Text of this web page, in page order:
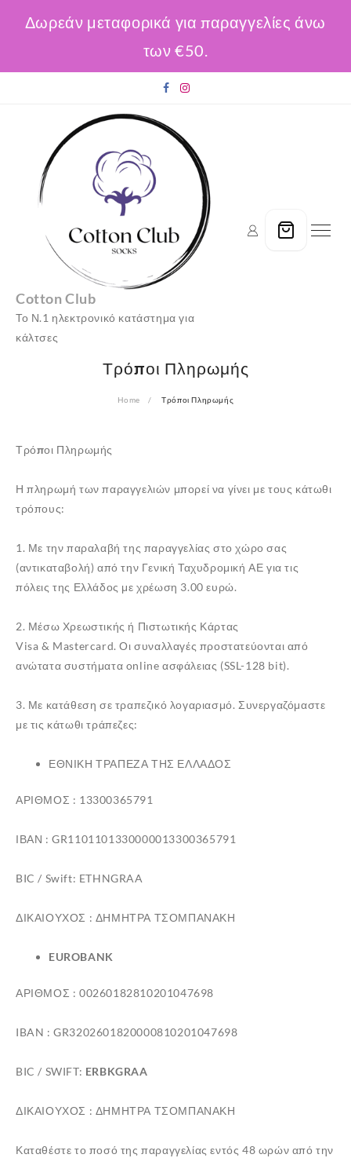
Δωρεάν μεταφορικά για παραγγελίες άνω
των €50.
Cotton Club
Το Ν.1 ηλεκτρονικό κατάστημα για
κάλτσες
Τρόποι Πληρωμής
Home Τρόποι Πληρωμής
Τρόποι Πληρωμής
Η πληρωμή των παραγγελιών μπορεί να γίνει με τους κάτωθι
τρόπους:
1. Με την παραλαβή της παραγγελίας στο χώρο σας
(αντικαταβολή) από την Γενική Ταχυδρομική ΑΕ για τις
πόλεις της Ελλάδος με χρέωση 3.00 ευρώ.
2. Μέσω Χρεωστικής ή Πιστωτικής Κάρτας
Visa & Mastercard. Οι συναλλαγές προστατεύονται από
ανώτατα συστήματα online ασφάλειας (SSL-128 bit).
3. Με κατάθεση σε τραπεζικό λογαριασμό. Συνεργαζόμαστε
με τις κάτωθι τράπεζες:
ΕΘΝΙΚΗ ΤΡΑΠΕΖΑ ΤΗΣ ΕΛΛΑΔΟΣ
ΑΡΙΘΜΟΣ : 13300365791
ΙΒΑΝ : GR1101101330000013300365791
BIC / Swift: ETHNGRAA
ΔΙΚΑΙΟΥΧΟΣ : ΔΗΜΗΤΡΑ ΤΣΟΜΠΑΝΑΚΗ
EUROBANK
ΑΡΙΘΜΟΣ : 00260182810201047698
IBAN : GR3202601820000810201047698
BIC / SWIFT: ERBKGRAA
ΔΙΚΑΙΟΥΧΟΣ : ΔΗΜΗΤΡΑ ΤΣΟΜΠΑΝΑΚΗ
Καταθέστε το ποσό της παραγγελίας εντός 48 ωρών από την